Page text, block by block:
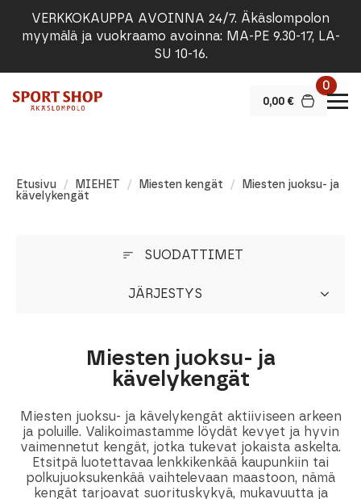
VERKKOKAUPPA AVOINNA 24/7. Äkäslompolon
myymälä ja vuokraamo avoinna: MA-PE 9.30-17, LA-
SU 10-16.
0,00 €
0
Etusivu MIEHET Miesten kengät
Miesten juoksu- ja
kävelykengät
SUODATTIMET
JÄRJESTYS
Miesten juoksu- ja
kävelykengät
Miesten juoksu- ja kävelykengät aktiiviseen arkeen
ja poluille. Valikoimastamme löydät kevyet ja hyvin
vaimennetut kengät, jotka tukevat jokaista askelta.
Etsitpä luotettavaa lenkkikenkää kaupunkiin tai
polkujuoksukenkää vaihtelevaan maastoon, nämä
kengät tarjoavat suorituskykyä, mukavuutta ja